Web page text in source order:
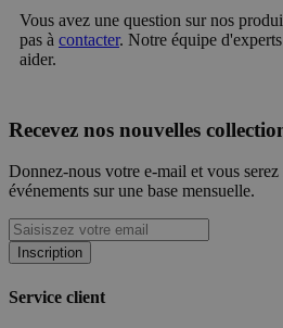
Vous avez une question sur nos
pas à contacter. Notre équipe
aider.
Recevez nos nouvelles
Donnez-nous votre e-mail et vous
événements sur une base mensuelle.
Inscription
Service client